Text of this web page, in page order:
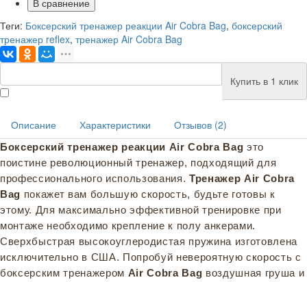
В сравнение
Теги: Боксерский тренажер реакции Air Cobra Bag, боксерский
тренажер reflex, тренажер Air Cobra Bag
Купить в 1 клик
Описание Характеристики Отзывов (2)
Боксерский тренажер реакции Air Cobra Bag это
поистине революционный тренажер, подходящий для
профессионального использования.ТренажерAir Cobra
Bag покажет вам большую скорость, будьте готовы к
этому. Для максимально эффективной тренировке при
монтаже необходимо крепление к полу анкерами.
Сверхбыстрая высокоуглеродистая пружина изготовлена
исключительно в США. Попробуй невероятную скорость с
боксерским тренажером Air Cobra Bag воздушная груша и